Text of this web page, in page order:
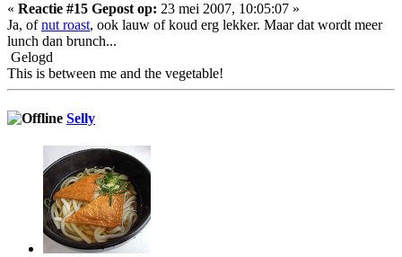
« Reactie #15 Gepost op: 23 mei 2007, 10:05:07 »
Ja, ofnut roast, ook lauw of koud erg lekker. Maar dat wordt meer
lunch dan brunch...
Gelogd
This is between me and the vegetable!
Selly